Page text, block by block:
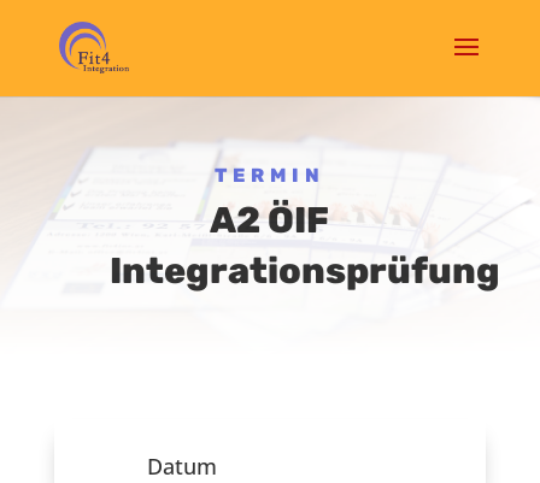
TERMIN
A2 ÖIF
Integrationsprüfung
Datum